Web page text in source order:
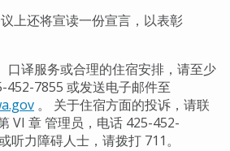
上还将宣读一份宣言，以表彰
口译服务或合理的住宿安排，请至少
452-7855 或发送电子邮件至
。 关于住宿方面的投诉，请联
VI 章 管理员，电话 425-452-
听力障碍人士，请拨打 711。